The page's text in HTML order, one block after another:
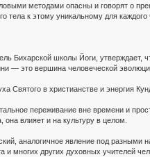
методами опасны и говорят о
тела к этому уникальному для
Бихарской школы Йоги,
— это вершина человеческой
Святого в христианстве и энергия
переживание вне времени и
влияет и на культуру в целом.
аналогичное явление под
и многих других духовных учителей